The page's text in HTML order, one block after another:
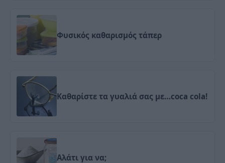
Φυσικός καθαρισμός τάπερ
Καθαρίστε τα γυαλιά σας με…coca cola!
Αλάτι για να;